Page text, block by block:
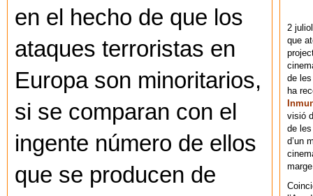
en el hecho de que los
ataques terroristas en
Europa son minoritarios,
si se comparan con el
ingente número de ellos
que se producen de
2
que
de
ha
visió
de
d’un